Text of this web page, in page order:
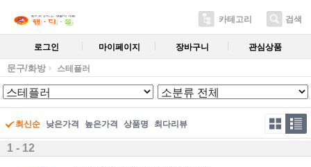
카테고리 검색
로그인 마이페이지 장바구니 관심상품
문구/화방 스테플러
최신순 낮은가격 높은가격 상품명 최다리뷰
1 - 12